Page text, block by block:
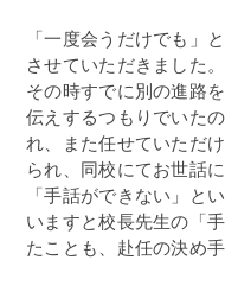
「一度会うだけでも」
させていただきました。
その時すでに別の進路
伝えするつもりでいた
れ、また任せていただ
られ、同校にてお世話
「手話ができない」と
いますと校長先生の「
たことも、赴任の決め